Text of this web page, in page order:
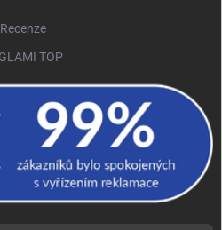
Recenze